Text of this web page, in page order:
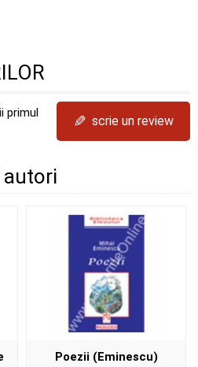
primul
✎ scrie un review
autori
Poezii (Eminescu)